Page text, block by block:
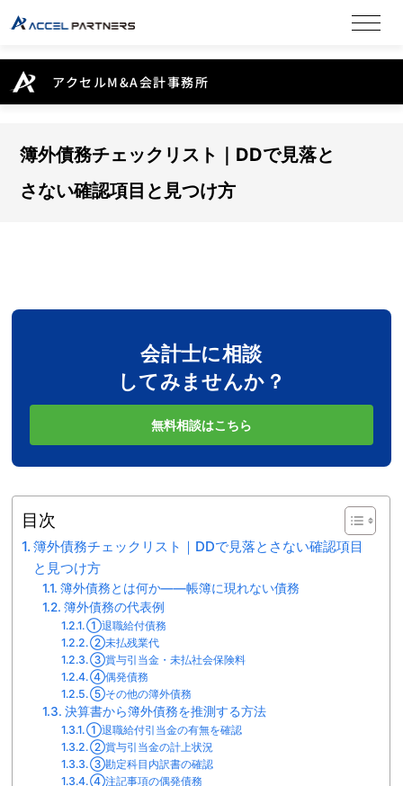
アクセルM&A会計事務所
簿外債務チェックリスト｜DDで見落と
さない確認項目と見つけ方
会計士に相談
してみませんか？
無料相談はこちら
目次
簿外債務チェックリスト｜DDで見落とさない確認項目
と見つけ方
簿外債務とは何か——帳簿に現れない債務
簿外債務の代表例
①退職給付債務
②未払残業代
③賞与引当金・未払社会保険料
④偶発債務
⑤その他の簿外債務
決算書から簿外債務を推測する方法
①退職給付引当金の有無を確認
②賞与引当金の計上状況
③勘定科目内訳書の確認
④注記事項の偶発債務